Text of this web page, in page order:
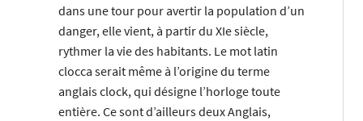
dans une tour pour avertir la population d’un
danger, elle vient, à partir du XIe siècle,
rythmer la vie des habitants. Le mot latin
clocca serait même à l’origine du terme
anglais clock, qui désigne l’horloge toute
entière. Ce sont d’ailleurs deux Anglais,